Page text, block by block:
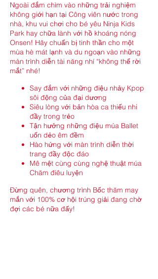
Ngoài đắm chìm vào những trải nghiệm
không giới hạn tại Công viên nước trong
nhà, khu vui chơi cho bé yêu Ninja Kids
Park hay chữa lành với hồ khoáng nóng
Onsen! Hãy chuẩn bị tinh thần cho một
mùa hè mát lạnh và du ngoạn vào những
màn trình diễn tài năng nhí “không thể rời
mắt” nhé!
Say đắm với những điệu nhảy Kpop
sôi động của đại dương
Siêu lòng với bản hòa ca thiếu nhi
đầy trong trẻo
Tận hưởng những điệu múa Ballet
uốn dẻo êm đềm
Hào hứng với màn trình diễn thời
trang đầy độc đáo
Mê mệt cùng cùng nghệ thuật múa
Chăm điêu luyện
Đừng quên, chương trình Bốc thăm may
mắn với 100% cơ hội trúng giải đang chờ
đợi các bé nữa đấy!